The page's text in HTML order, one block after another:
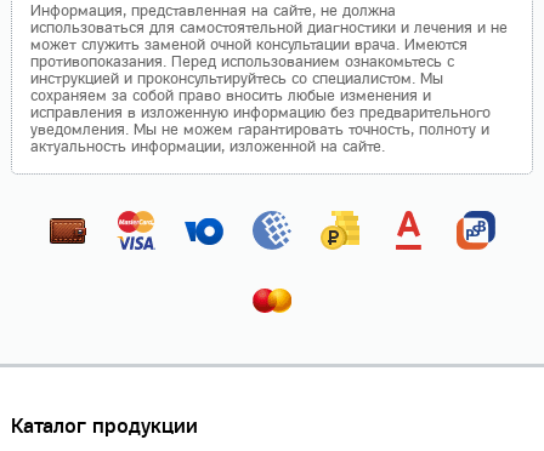
Информация, представленная на сайте, не должна
использоваться для самостоятельной диагностики и лечения и не
может служить заменой очной консультации врача. Имеются
противопоказания. Перед использованием ознакомьтесь с
инструкцией и проконсультируйтесь со специалистом. Мы
сохраняем за собой право вносить любые изменения и
исправления в изложенную информацию без предварительного
уведомления. Мы не можем гарантировать точность, полноту и
актуальность информации, изложенной на сайте.
Каталог продукции